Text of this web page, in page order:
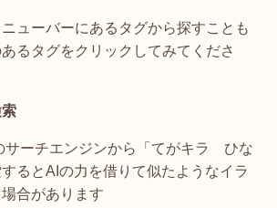
ューバーにあるタグから探すことも
るタグをクリックしてみてくださ
サーチエンジンから「てがキラ ひな
るとAIの力を借りて似たようなイラ
合があります